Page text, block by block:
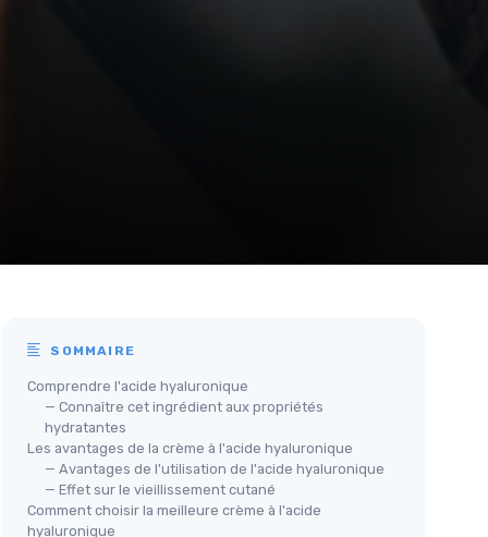
SOMMAIRE
Comprendre l'acide hyaluronique
— Connaître cet ingrédient aux propriétés
hydratantes
Les avantages de la crème à l'acide hyaluronique
— Avantages de l'utilisation de l'acide hyaluronique
— Effet sur le vieillissement cutané
Comment choisir la meilleure crème à l'acide
hyaluronique